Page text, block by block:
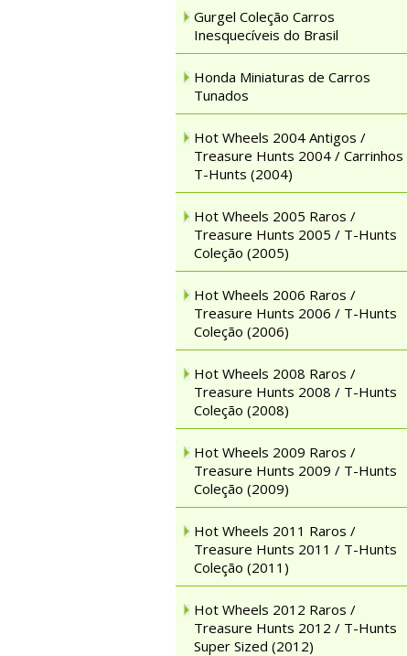
Gurgel Coleção Carros
Inesquecíveis do Brasil
Honda Miniaturas de Carros
Tunados
Hot Wheels 2004 Antigos /
Treasure Hunts 2004 / Carrinhos
T-Hunts (2004)
Hot Wheels 2005 Raros /
Treasure Hunts 2005 / T-Hunts
Coleção (2005)
Hot Wheels 2006 Raros /
Treasure Hunts 2006 / T-Hunts
Coleção (2006)
Hot Wheels 2008 Raros /
Treasure Hunts 2008 / T-Hunts
Coleção (2008)
Hot Wheels 2009 Raros /
Treasure Hunts 2009 / T-Hunts
Coleção (2009)
Hot Wheels 2011 Raros /
Treasure Hunts 2011 / T-Hunts
Coleção (2011)
Hot Wheels 2012 Raros /
Treasure Hunts 2012 / T-Hunts
Super Sized (2012)